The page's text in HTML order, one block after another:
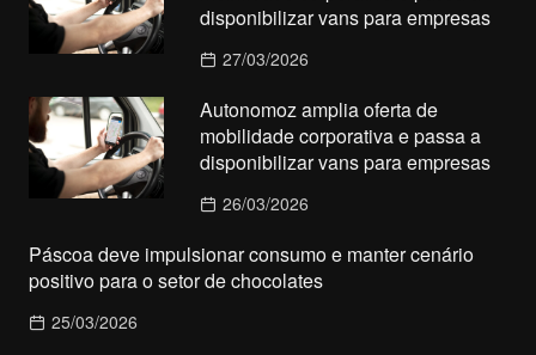
disponibilizar vans para empresas
27/03/2026
Autonomoz amplia oferta de
mobilidade corporativa e passa a
disponibilizar vans para empresas
26/03/2026
Páscoa deve impulsionar consumo e manter cenário
positivo para o setor de chocolates
25/03/2026